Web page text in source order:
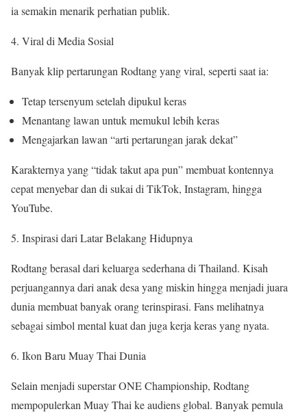
ia semakin menarik perhatian publik.
Viral di Media Sosial
Banyak klip pertarungan Rodtang yang viral, seperti saat ia:
Tetap tersenyum setelah dipukul keras
Menantang lawan untuk memukul lebih keras
Mengajarkan lawan “arti pertarungan jarak dekat”
Karakternya yang “tidak takut apa pun” membuat kontennya
cepat menyebar dan di sukai di TikTok, Instagram, hingga
YouTube.
Inspirasi dari Latar Belakang Hidupnya
Rodtang berasal dari keluarga sederhana di Thailand. Kisah
perjuangannya dari anak desa yang miskin hingga menjadi juara
dunia membuat banyak orang terinspirasi. Fans melihatnya
sebagai simbol mental kuat dan juga kerja keras yang nyata.
Ikon Baru Muay Thai Dunia
Selain menjadi superstar ONE Championship, Rodtang
mempopulerkan Muay Thai ke audiens global. Banyak pemula